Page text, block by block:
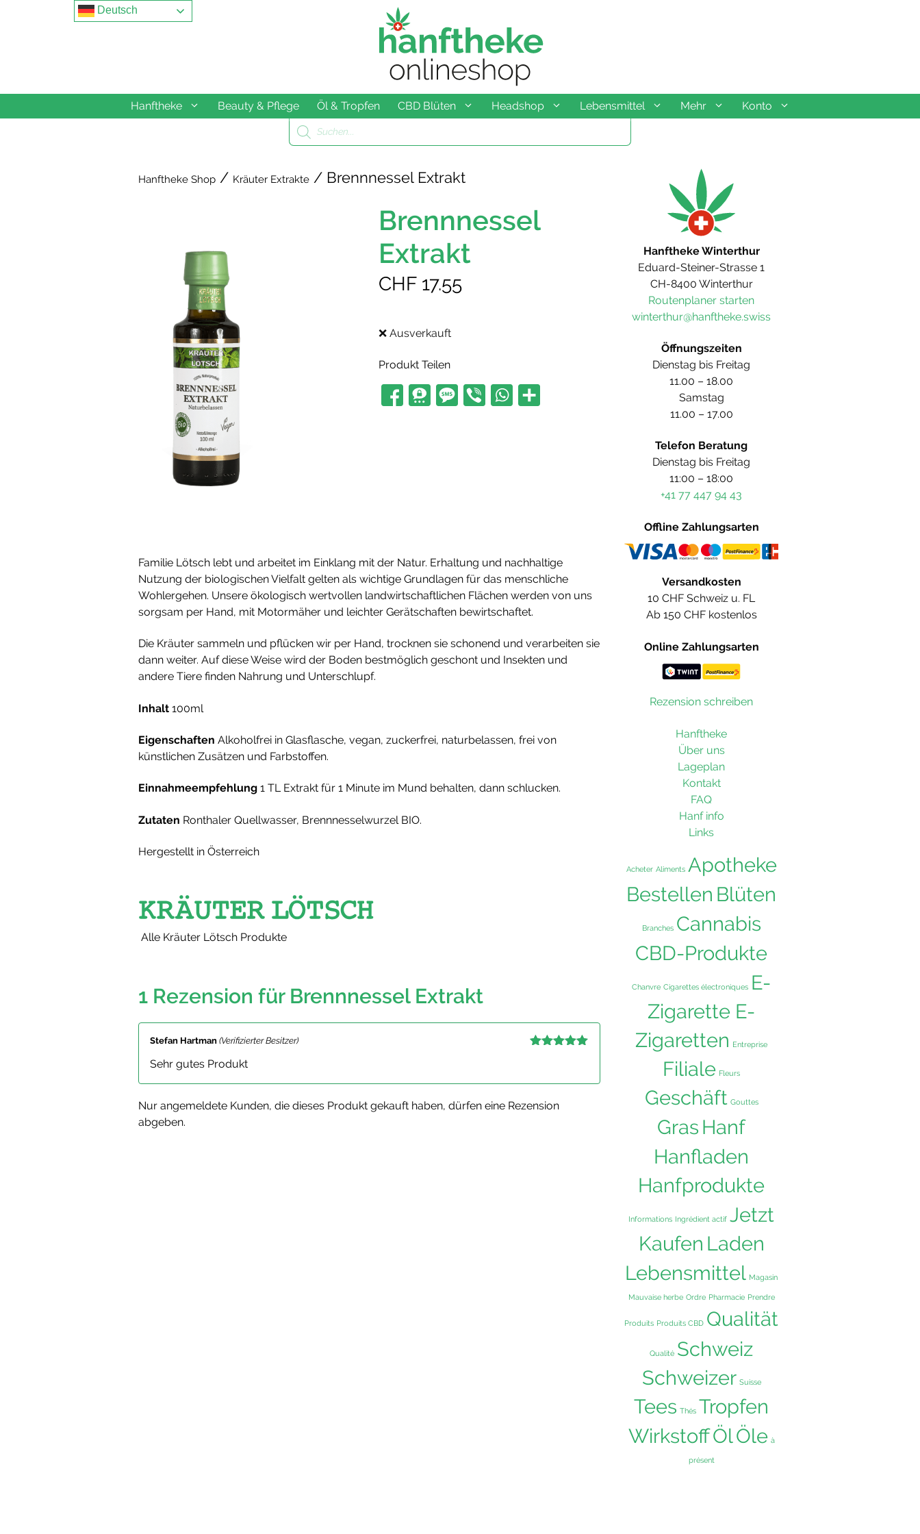
Hanftheke Beauty & Pflege Öl & Tropfen CBD Blüten Headshop Lebensmittel Mehr
Konto
Products
search
Hanftheke Shop / Kräuter Extrakte / Brennnessel Extrakt
Brennnessel
Extrakt
CHF 17.55
❌ Ausverkauft
Produkt Teilen
Familie Lötsch lebt und arbeitet im Einklang mit der Natur. Erhaltung und nachhaltige
Nutzung der biologischen Vielfalt gelten als wichtige Grundlagen für das menschliche
Wohlergehen. Unsere ökologisch wertvollen landwirtschaftlichen Flächen werden von uns
sorgsam per Hand, mit Motormäher und leichter Gerätschaften bewirtschaftet.
Die Kräuter sammeln und pflücken wir per Hand, trocknen sie schonend und verarbeiten sie
dann weiter. Auf diese Weise wird der Boden bestmöglich geschont und Insekten und
andere Tiere finden Nahrung und Unterschlupf.
Inhalt 100ml
Eigenschaften Alkoholfrei in Glasflasche, vegan, zuckerfrei, naturbelassen, frei von
künstlichen Zusätzen und Farbstoffen.
Einnahmeempfehlung 1 TL Extrakt für 1 Minute im Mund behalten, dann schlucken.
Zutaten Ronthaler Quellwasser, Brennnesselwurzel BIO.
Hergestellt in Österreich
Alle Kräuter Lötsch Produkte
1 Rezension für Brennnessel Extrakt
Stefan Hartman (Verifizierter Besitzer)
Sehr gutes Produkt
Nur angemeldete Kunden, die dieses Produkt gekauft haben, dürfen eine Rezension
abgeben.
Hanftheke Winterthur
Eduard-Steiner-Strasse 1
CH-8400 Winterthur
Routenplaner starten
winterthur@hanftheke.swiss
Öffnungszeiten
Dienstag bis Freitag
11.00 – 18.00
Samstag
11.00 – 17.00
Telefon Beratung
Dienstag bis Freitag
11:00 – 18:00
+41 77 447 94 43
Offline Zahlungsarten
Versandkosten
10 CHF Schweiz u. FL
Ab 150 CHF kostenlos
Online Zahlungsarten
Rezension schreiben
Hanftheke
Über uns
Lageplan
Kontakt
FAQ
Hanf info
Links
Acheter Aliments Apotheke
Bestellen Blüten
Branches Cannabis
CBD-Produkte
Chanvre Cigarettes électroniques E-
Zigarette E-
Zigaretten Entreprise
Filiale Fleurs
Geschäft Gouttes
Gras Hanf
Hanfladen
Hanfprodukte
Informations Ingrédient actif Jetzt
Kaufen Laden
Lebensmittel Magasin
Mauvaise herbe Ordre Pharmacie Prendre
Produits Produits CBD Qualität
Qualité Schweiz
Schweizer Suisse
Tees Thés Tropfen
WirkstoffÖlÖle à
présent
Deutsch